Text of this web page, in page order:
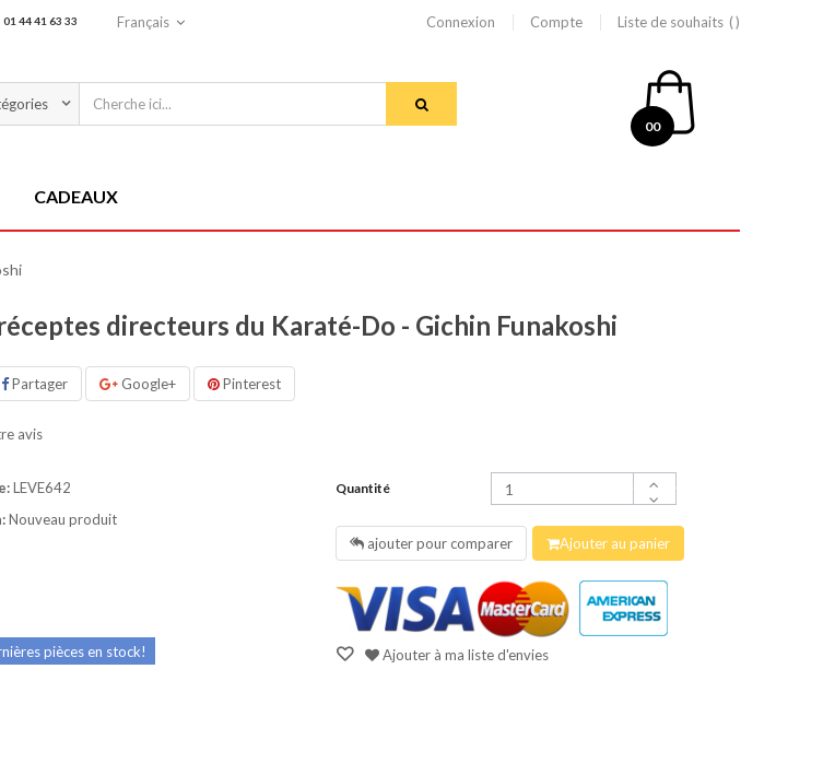
01 44 41 63 33 Français Connexion Compte Liste de souhaits
00
CADEAUX
directeurs du Karaté-Do - Gichin Funakoshi
Partager Google+ Pinterest
avis
LEVE642
Nouveau produit
pièces en stock!
Quantité
ajouter pour comparer Ajouter au panier
Ajouter à ma liste d'envies